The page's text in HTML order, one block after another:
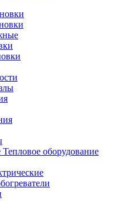
Тепловое оборудование